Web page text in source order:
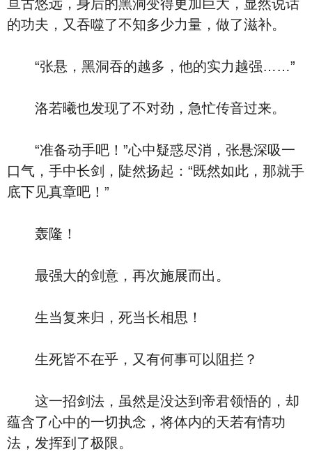
亘古悠远，身后的黑洞变得更加巨大，显然说话
的功夫，又吞噬了不知多少力量，做了滋补。
“张悬，黑洞吞的越多，他的实力越强……”
洛若曦也发现了不对劲，急忙传音过来。
“准备动手吧！”心中疑惑尽消，张悬深吸一
口气，手中长剑，陡然扬起：“既然如此，那就手
底下见真章吧！”
轰隆！
最强大的剑意，再次施展而出。
生当复来归，死当长相思！
生死皆不在乎，又有何事可以阻拦？
这一招剑法，虽然是没达到帝君领悟的，却
蕴含了心中的一切执念，将体内的天若有情功
法，发挥到了极限。